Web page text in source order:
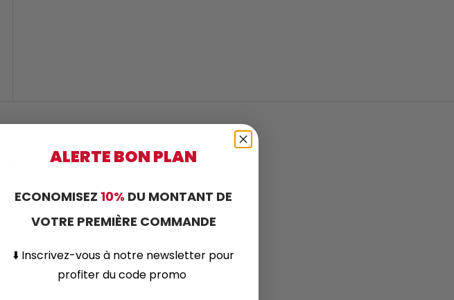
? Contactez-nous
E-mail
ALERTE BON PLAN
ECONOMISEZ 10% DU MONTANT DE
VOTRE PREMIÈRE COMMANDE
⬇️ Inscrivez-vousà notre newsletter pour
profiter du code promo